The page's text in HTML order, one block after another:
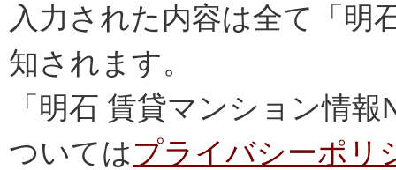
入力された内容は全て「明
知されます。
「明石 賃貸マンション情
ついてはプライバシーポリ